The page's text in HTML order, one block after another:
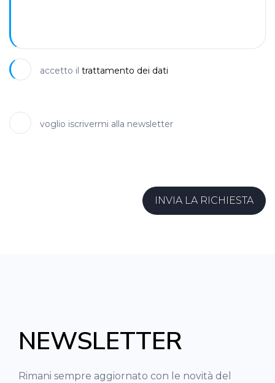
accetto il trattamento dei dati
voglio iscrivermi alla newsletter
INVIA LA RICHIESTA
NEWSLETTER
Rimani sempre aggiornato con le novità del